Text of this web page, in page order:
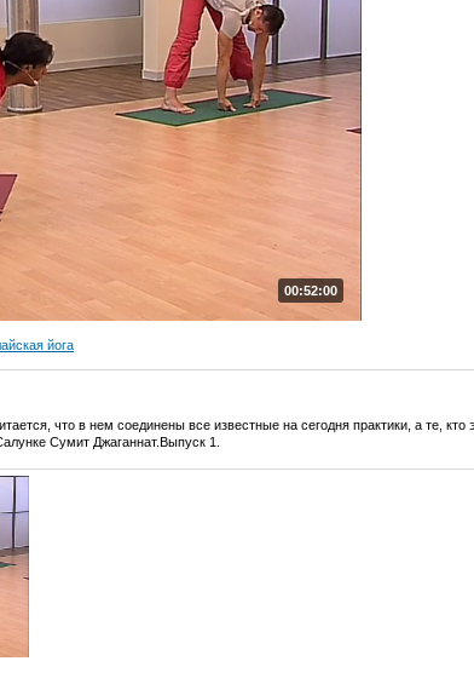
00:52:00
йога
что в нем соединены все известные на сегодня практики, а те,
Сумит Джаганнат.Выпуск 1.